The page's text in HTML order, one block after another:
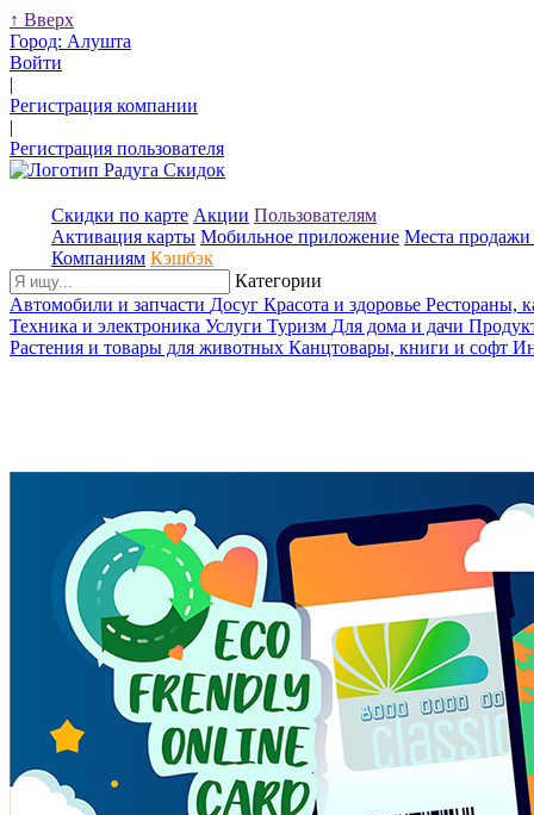
↑ Вверх
Город: Алушта
Войти
|
Регистрация компании
|
Регистрация пользователя
Скидки по карте Акции Пользователям
Активация карты Мобильное приложение Места продажи
Компаниям Кэшбэк
Категории
Автомобили и запчасти Досуг Красота и здоровье Рестораны,
Техника и электроника Услуги Туризм Для дома и дачи
Растения и товары для животных Канцтовары, книги и софт